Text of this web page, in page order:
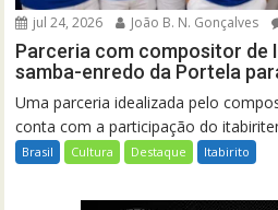
jul 24, 2026 João B. N. Gonçalves
Parceria com compositor de
samba-enredo da Portela
Uma parceria idealizada pelo
conta com a participação do
Brasil Cultura Destaque Itabirito